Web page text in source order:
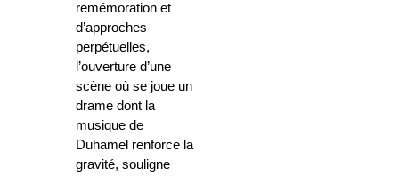
remémoration et
d’approches
perpétuelles,
l’ouverture d’une
scène où se joue un
drame dont la
musique de
Duhamel renforce la
gravité, souligne